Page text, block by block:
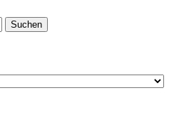
Suchen